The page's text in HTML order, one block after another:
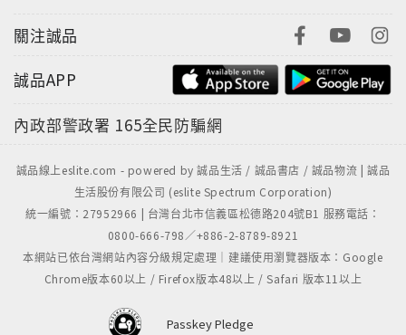
關注誠品
誠品APP
內政部警政署 165全民防騙網
誠品線上eslite.com - powered by 誠品生活 / 誠品書店 / 誠品物流 | 誠品
生活股份有限公司 (eslite Spectrum Corporation)
統一編號：27952966 | 台灣台北市信義區松德路204號B1 服務電話：
0800-666-798／+886-2-8789-8921
本網站已依台灣網站內容分級規定處理｜建議使用瀏覽器版本：Google
Chrome版本60以上 / Firefox版本48以上 / Safari 版本11以上
Passkey Pledge